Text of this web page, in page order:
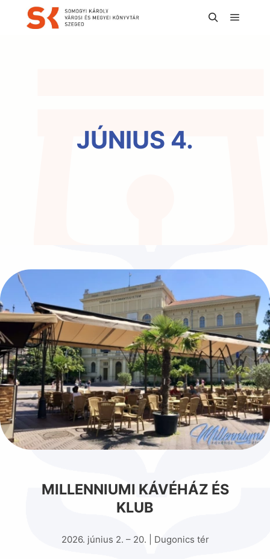
JÚNIUS 4.
MILLENNIUMI KÁVÉHÁZ ÉS
KLUB
2026. június 2. – 20. | Dugonics tér